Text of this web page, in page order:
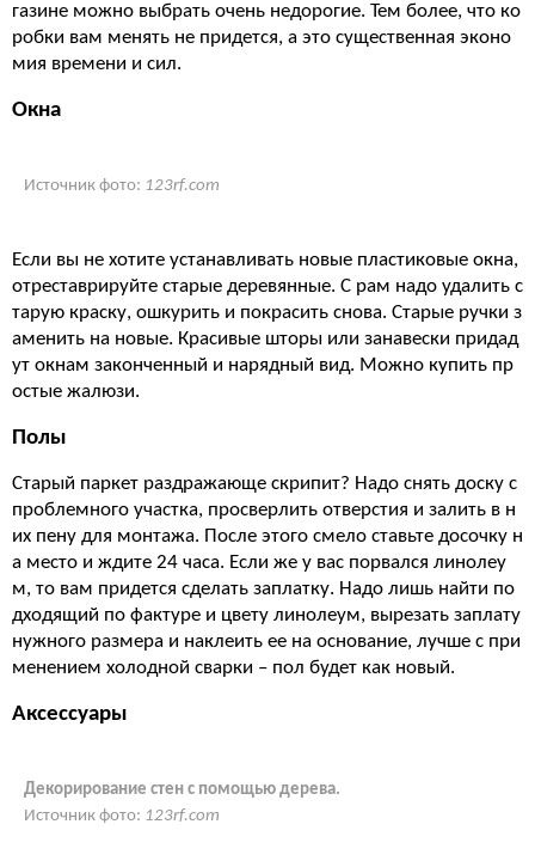
газине можно выбрать очень недорогие. Тем более, что ко
робки вам менять не придется, а это существенная эконо
мия времени и сил.
Окна
Источник фото: 123rf.com
Если вы не хотите устанавливать новые пластиковые окна,
отреставрируйте старые деревянные. С рам надо удалить с
тарую краску, ошкурить и покрасить снова. Старые ручки з
аменить на новые. Красивые шторы или занавески придад
ут окнам законченный и нарядный вид. Можно купить пр
остые жалюзи.
Полы
Старый паркет раздражающе скрипит? Надо снять доску с
проблемного участка, просверлить отверстия и залить в н
их пену для монтажа. После этого смело ставьте досочку н
а место и ждите 24 часа. Если же у вас порвался линолеу
м, то вам придется сделать заплатку. Надо лишь найти по
дходящий по фактуре и цвету линолеум, вырезать заплату
нужного размера и наклеить ее на основание, лучше с при
менением холодной сварки – пол будет как новый.
Аксессуары
Декорирование стен с помощью дерева.
Источник фото: 123rf.com